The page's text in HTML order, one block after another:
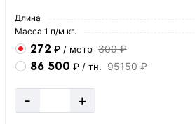
Длина
Масса 1 п/м кг.
272 ₽ / метр 300 ₽
86 500 ₽ / тн. 95150 ₽
- +